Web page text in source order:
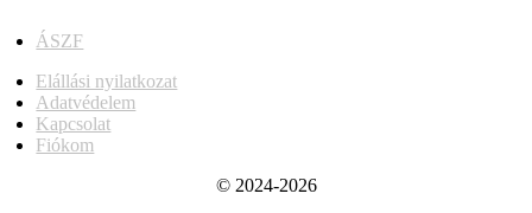
ÁSZF
Elállási nyilatkozat
Adatvédelem
Kapcsolat
Fiókom
© 2024-2026